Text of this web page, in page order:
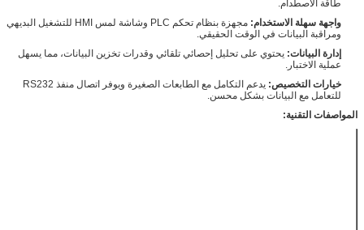
طاقة الاصطدام.
واجهة سهلة الاستخدام:
مجهزة بنظام تحكم PLC وشاشة لمس HMI للتشغيل البديهي
ومراقبة البيانات في الوقت الحقيقي.
إدارة البيانات: يحتوي على تحليل إحصائي تلقائي وقدرات تخزين البيانات، مما يسهل
عملية الاختبار.
خيارات التخصيص:
يدعم التكامل مع الطابعات الصغيرة ويوفر اتصال منفذ RS232
للتعامل مع البيانات بشكل محسن.
المواصفات التقنية: